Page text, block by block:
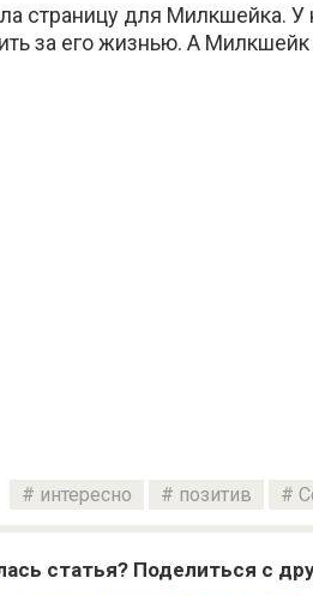
страницу для Милкшейка. У
за его жизнью. А Милкшейк
интересно позитив
статья? Поделиться с